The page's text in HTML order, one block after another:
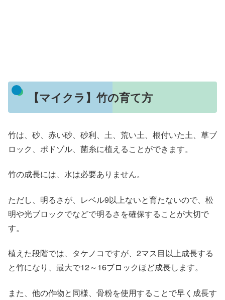
【マイクラ】竹の育て方
竹は、砂、赤い砂、砂利、土、荒い土、根付いた土、草ブ
ロック、ポドゾル、菌糸に植えることができます。
竹の成長には、水は必要ありません。
ただし、明るさが、レベル9以上ないと育たないので、松
明や光ブロックでなどで明るさを確保することが大切で
す。
植えた段階では、タケノコですが、2マス目以上成長する
と竹になり、最大で12～16ブロックほど成長します。
また、他の作物と同様、骨粉を使用することで早く成長す